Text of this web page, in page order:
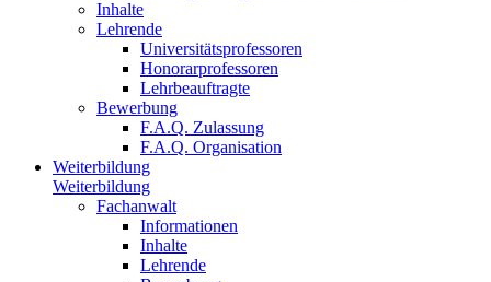
Inhalte
Lehrende
Universitätsprofessoren
Honorarprofessoren
Lehrbeauftragte
Bewerbung
F.A.Q. Zulassung
F.A.Q. Organisation
Weiterbildung
Weiterbildung
Fachanwalt
Informationen
Inhalte
Lehrende